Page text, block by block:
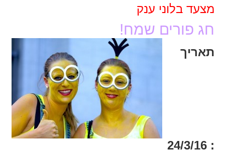
מצעד בלוני ענק
חג פורים שמח!
תאריך
: 24/3/16